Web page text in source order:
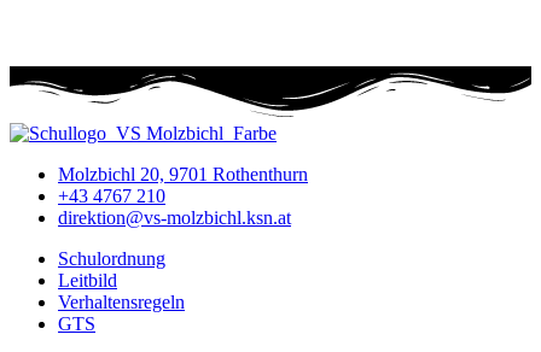
Molzbichl 20, 9701 Rothenthurn
+43 4767 210
direktion@vs-molzbichl.ksn.at
Schulordnung
Leitbild
Verhaltensregeln
GTS